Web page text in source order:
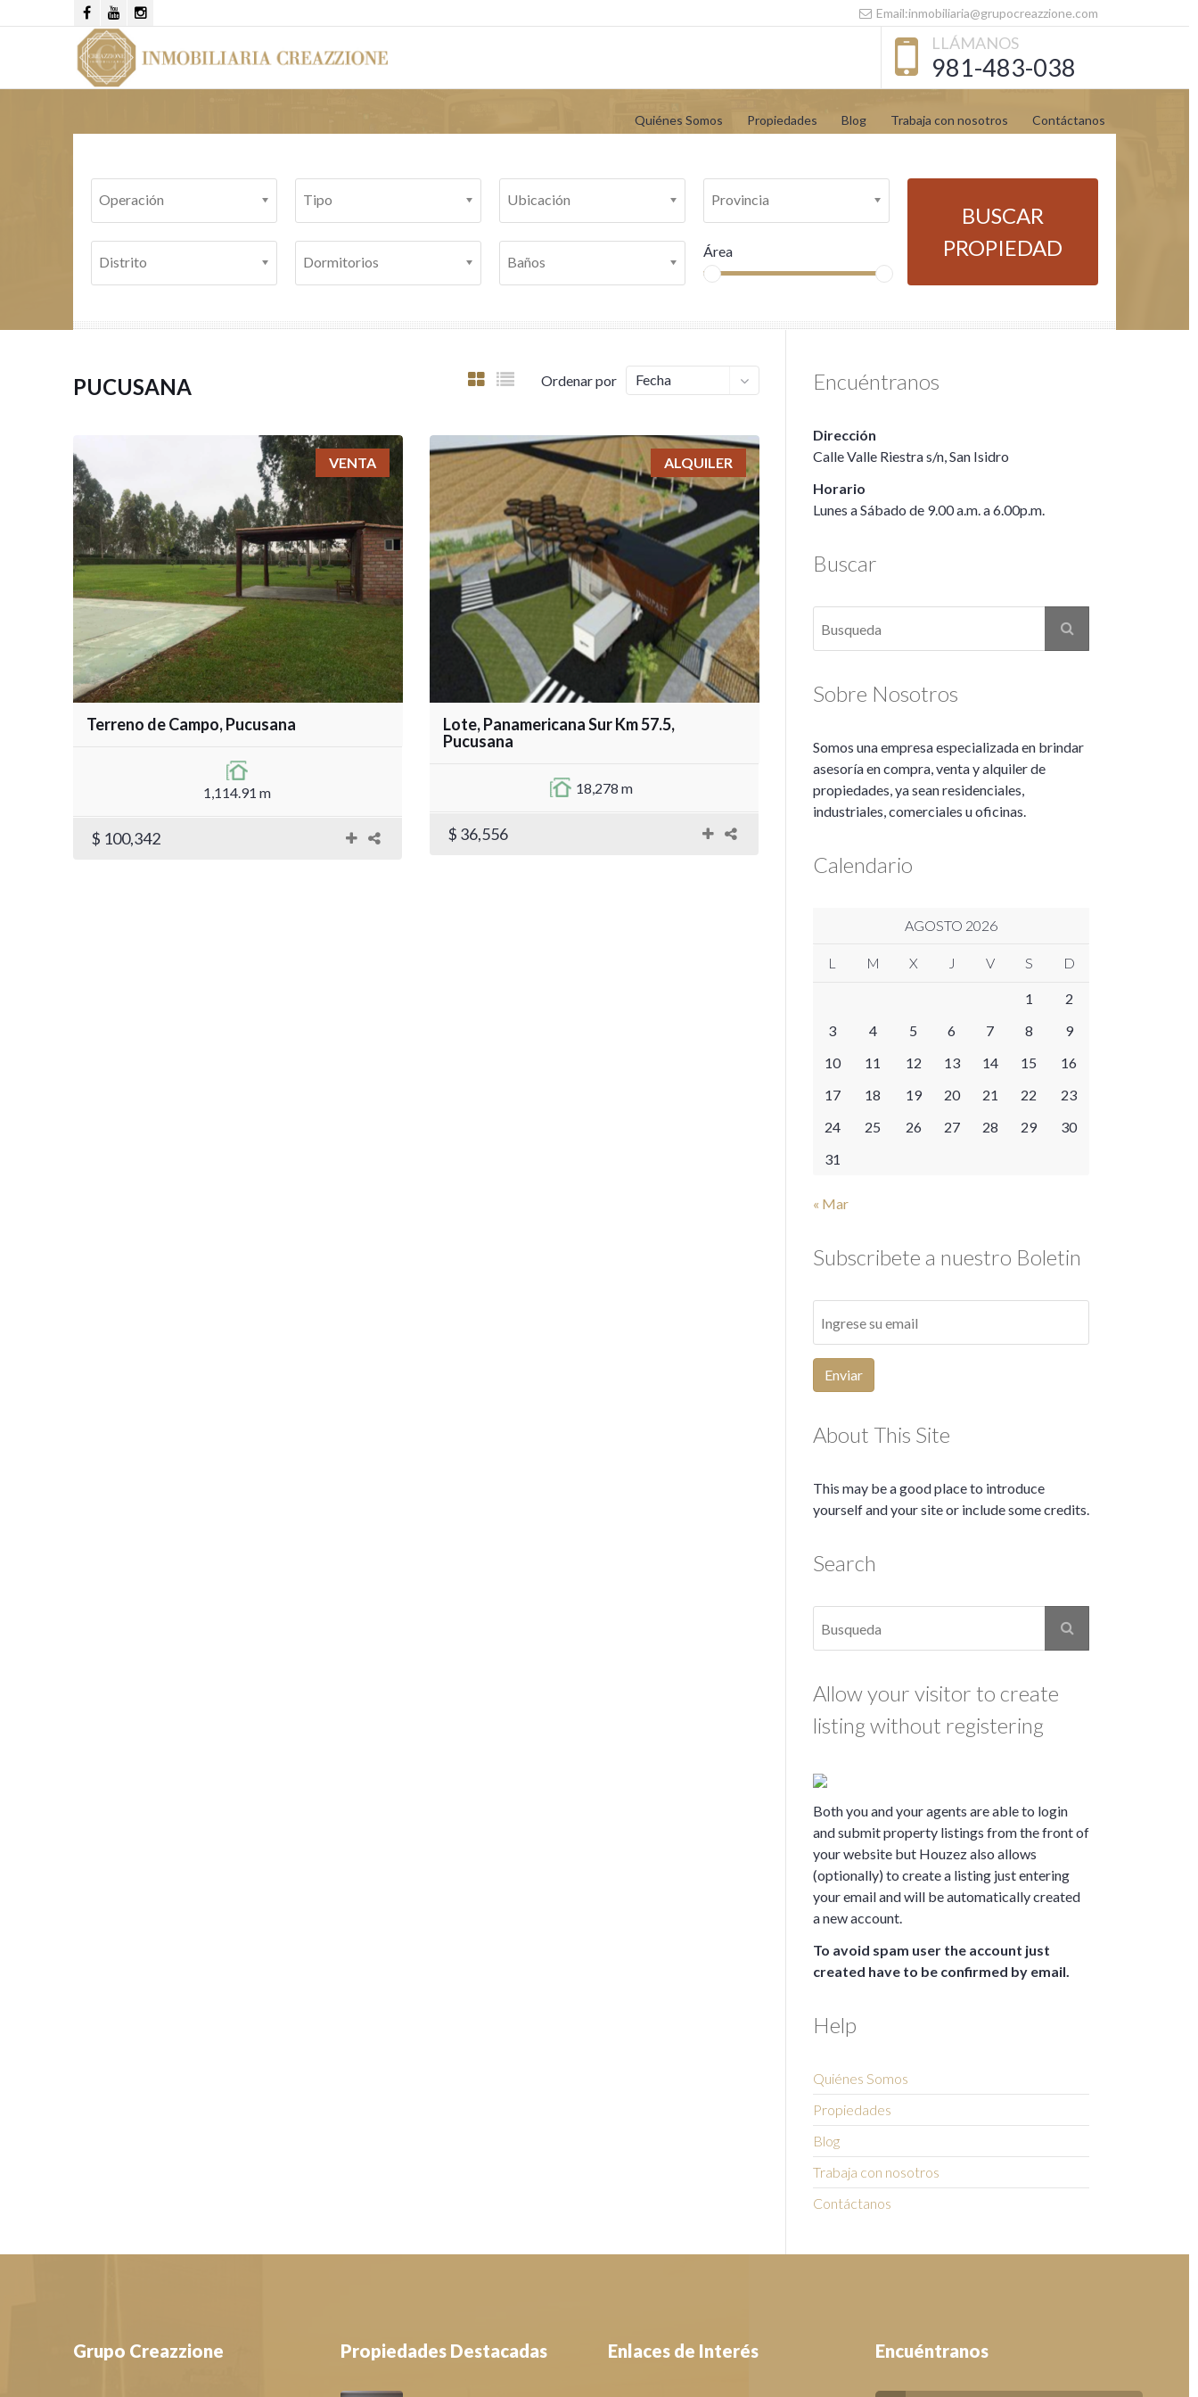
Email:inmobiliaria@grupocreazzione.com
LLÁMANOS
981-483-038
Quiénes Somos Propiedades Blog Trabaja con nosotros Contáctanos
Operación Tipo Ubicación Provincia
Distrito Dormitorios Baños
Área
BUSCAR
PROPIEDAD
PUCUSANA Ordenar por Fecha
VENTA
Terreno de Campo, Pucusana
1,114.91 m
$ 100,342
ALQUILER
Lote, Panamericana Sur Km 57.5,
Pucusana
18,278 m
$ 36,556
Encuéntranos
Dirección
Calle Valle Riestra s/n, San Isidro
Horario
Lunes a Sábado de 9.00 a.m. a 6.00p.m.
Buscar
Sobre Nosotros
Somos una empresa especializada en brindar
asesoría en compra, venta y alquiler de
propiedades, ya sean residenciales,
industriales, comerciales u oficinas.
Calendario
AGOSTO 2026
L M X J V S D
1
2
3
4 5 6 7 8
9
10
11 12 13 14 15
16
17
18 19 20 21 22
23
24
25 26 27 28 29
30
31
« Mar
Subscribete a nuestro Boletin
Enviar
About This Site
This may be a good place to introduce
yourself and your site or include some credits.
Search
Allow your visitor to create
listing without registering
Both you and your agents are able to login
and submit property listings from the front of
your website but Houzez also allows
(optionally) to create a listing just entering
your email and will be automatically created
a new account.
To avoid spam user the account just
created have to be confirmed by email.
Help
Quiénes Somos
Propiedades
Blog
Trabaja con nosotros
Contáctanos
Grupo Creazzione Propiedades Destacadas Enlaces de Interés Encuéntranos